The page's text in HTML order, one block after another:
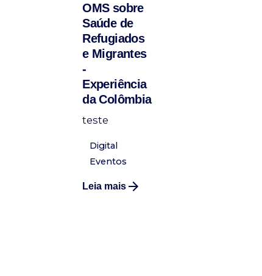
OMS sobre
Saúde de
Refugiados
e Migrantes
-
Experiência
da Colômbia
teste
Digital
Eventos
Leia mais